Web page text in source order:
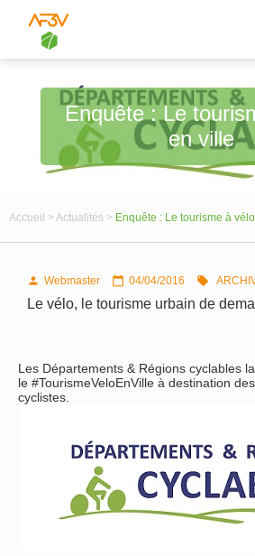
Enquête : Le
en ville
Accueil > Actualités > Enquête : Le tourisme à
 Webmaster  04/04/2016 
Le vélo, le tourisme urbain de
Les Départements & Régions cyclables
le #TourismeVeloEnVille à destination
cyclistes.